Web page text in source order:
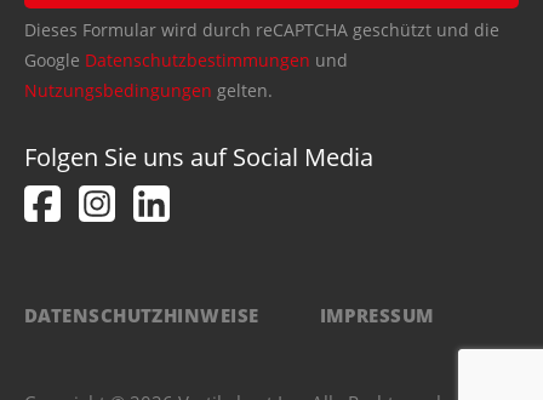
Dieses Formular wird durch reCAPTCHA geschützt und die
Google Datenschutzbestimmungen und
Nutzungsbedingungen gelten.
Folgen Sie uns auf Social Media
DATENSCHUTZHINWEISE IMPRESSUM